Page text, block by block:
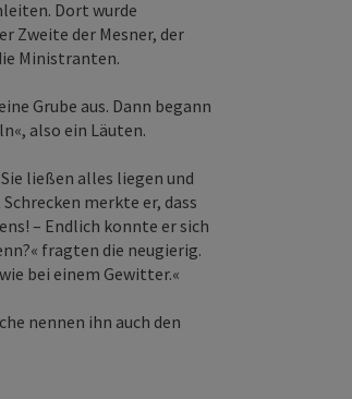
Dort wurde
Zweite der Mesner, der
Ministranten.
Grube aus. Dann begann
also ein Läuten.
ließen alles liegen und
merkte er, dass
– Endlich konnte er sich
fragten die neugierig.
bei einem Gewitter.«
nennen ihn auch den